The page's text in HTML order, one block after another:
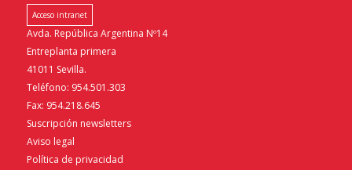
Acceso intranet
Avda. República Argentina Nº14
Entreplanta primera
41011 Sevilla.
Teléfono: 954.501.303
Fax: 954.218.645
Suscripción newsletters
Aviso legal
Política de privacidad